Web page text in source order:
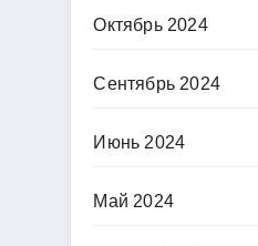
Октябрь 2024
Сентябрь 2024
Июнь 2024
Май 2024